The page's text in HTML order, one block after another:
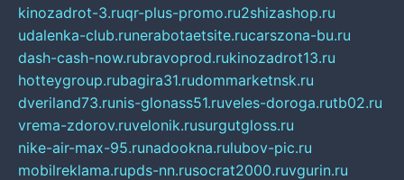
kinozadrot-3.ruqr-plus-promo.ru2shizashop.ru
udalenka-club.runerabotaetsite.rucarszona-bu.ru
dash-cash-now.rubravoprod.rukinozadrot13.ru
hotteygroup.rubagira31.rudommarketnsk.ru
dveriland73.runis-glonass51.ruveles-doroga.rutb02.ru
vrema-zdorov.ruvelonik.rusurgutgloss.ru
nike-air-max-95.runadookna.rulubov-pic.ru
mobilreklama.rupds-nn.rusocrat2000.ruvgurin.ru